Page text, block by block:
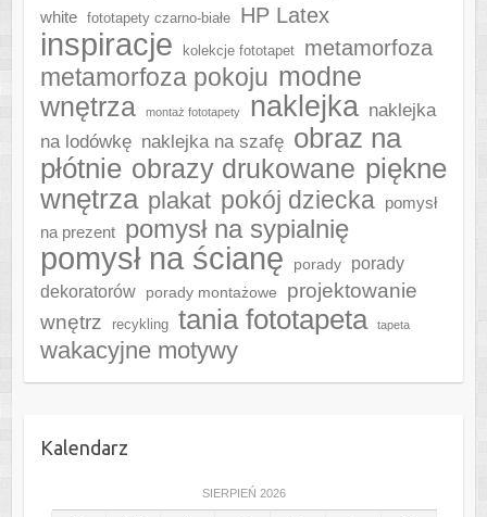
white
fototapety czarno-białe HP Latex
inspiracje kolekcje fototapet metamorfoza
metamorfoza pokoju modne
wnętrza
montaż fototapety naklejka naklejka
na lodówkę naklejka na szafę obraz na
płótnie obrazy drukowane piękne
wnętrza plakat pokój dziecka pomysł
na prezent pomysł na sypialnię
pomysł na ścianę porady
porady
dekoratorów
porady montażowe
projektowanie
wnętrz
recykling tania fototapeta tapeta
wakacyjne motywy
Kalendarz
SIERPIEŃ 2026